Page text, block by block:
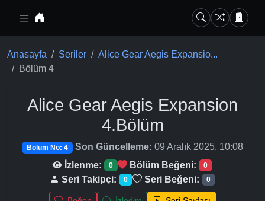
Anasayfa Seriler
Alice Gear Aegis Expansio...
Bölüm 4
Alice Gear Aegis Expansion
4.Bölüm
Bölüm No: 4 Son Güncelleme: 09 Aralık 2025, 10:08
İzlenme:
0 Bölüm Beğeni: 0
Seri Takipçi: 0 Seri Beğeni: 0